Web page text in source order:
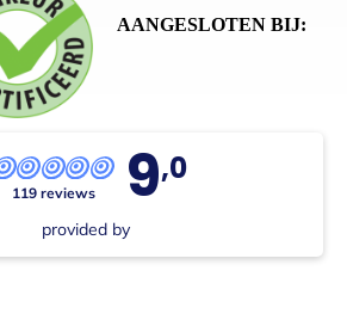
AANGESLOTEN BIJ:
119 reviews 9,0
provided by